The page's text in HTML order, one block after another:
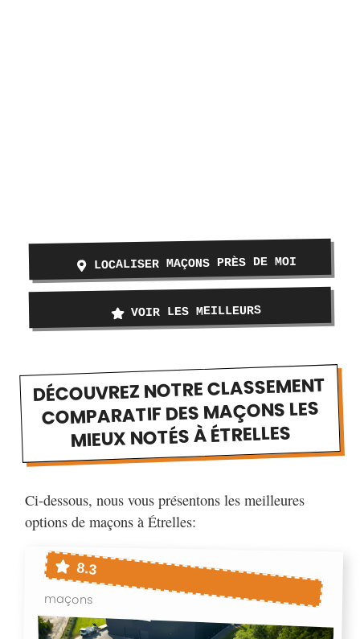
LOCALISER MAÇONS PRÈS DE MOI
VOIR LES MEILLEURS
DÉCOUVREZ NOTRE CLASSEMENT
COMPARATIF DES MAÇONS LES
MIEUX NOTÉS À ÉTRELLES
Ci-dessous, nous vous présentons les meilleures
options de maçons à Étrelles:
8.3
maçons